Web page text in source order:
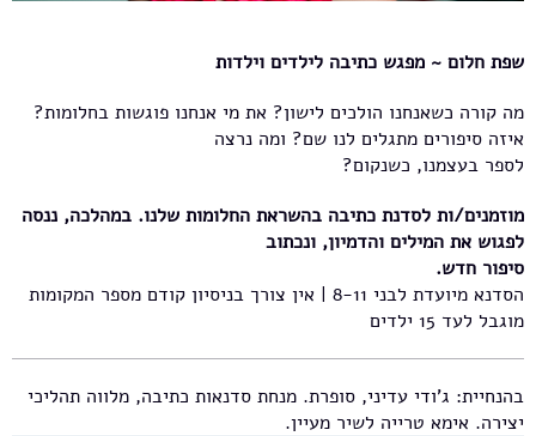
שפת חלום ~ מפגש כתיבה לילדים וילדות
מה קורה כשאנחנו הולכים לישון? את מי אנחנו פוגשות בחלומות?
איזה סיפורים מתגלים לנו שם? ומה נרצה
לספר בעצמנו, כשנקום?
מוזמנים/ות לסדנת כתיבה בהשראת החלומות שלנו. במהלכה, ננסה
לפגוש את המילים והדמיון, ונכתוב
סיפור חדש.
הסדנא מיועדת לבני 8-11 | אין צורך בניסיון קודם מספר המקומות
מוגבל לעד 15 ילדים
בהנחיית: ג'ודי עדיני, סופרת. מנחת סדנאות כתיבה, מלווה תהליכי
יצירה. אימא טרייה לשיר מעיין.